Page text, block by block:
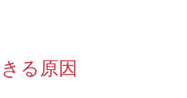
る原因